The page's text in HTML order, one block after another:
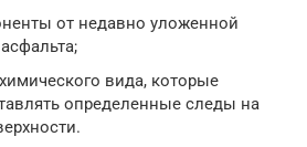
от недавно уложенной
вида, которые
определенные следы на